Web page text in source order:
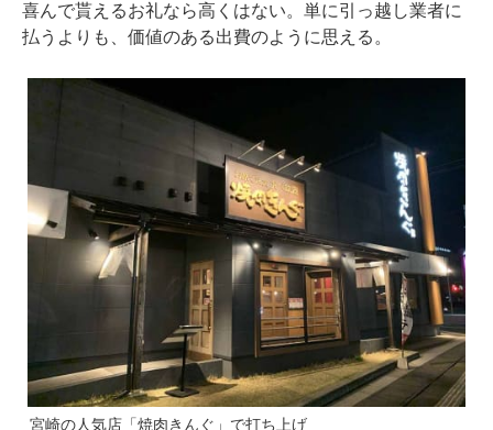
喜んで貰えるお礼なら高くはない。単に引っ越し業者に
払うよりも、価値のある出費のように思える。
宮崎の人気店「焼肉きんぐ」で打ち上げ